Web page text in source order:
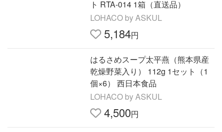
ト RTA-014 1箱（直送品）
LOHACO by ASKUL
5,184円
はるさめスープ太平燕（熊本県産
乾燥野菜入り） 112g 1セット（1
個×6） 西日本食品
LOHACO by ASKUL
4,500円